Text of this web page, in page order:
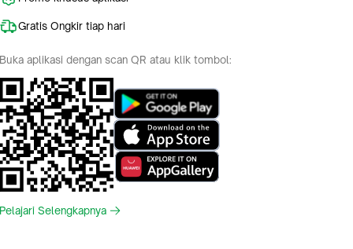
Gratis Ongkir tiap hari
Buka aplikasi dengan scan QR atau klik tombol:
Pelajari Selengkapnya